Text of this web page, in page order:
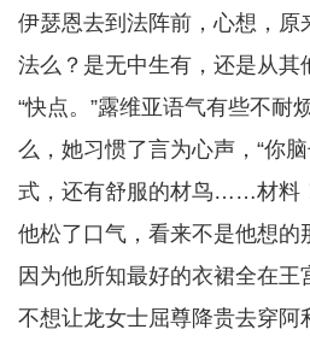
伊瑟恩去到法阵前，心想，原
法么？是无中生有，还是从其
“快点。”露维亚语气有些不耐
么，她习惯了言为心声，“你
式，还有舒服的材鸟……材料
他松了口气，看来不是他想的
因为他所知最好的衣裙全在
不想让龙女士屈尊降贵去穿阿